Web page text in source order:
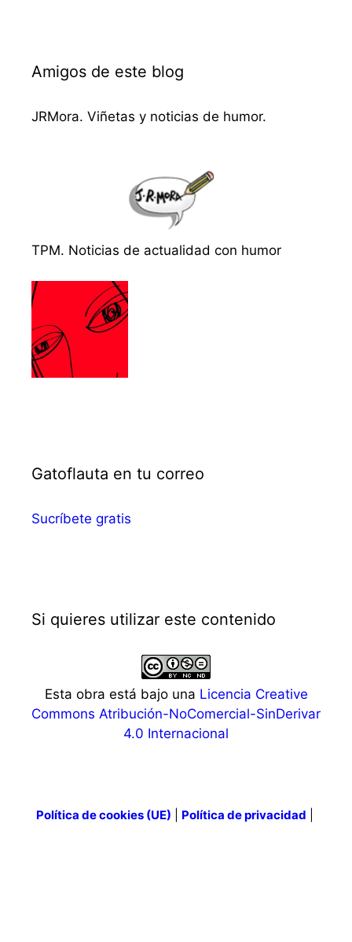
Amigos de este blog
JRMora. Viñetas y noticias de humor.
TPM. Noticias de actualidad con humor
Gatoflauta en tu correo
Sucríbete gratis
Si quieres utilizar este contenido
Esta obra está bajo una Licencia Creative
Commons Atribución-NoComercial-SinDerivar
4.0 Internacional
Política de cookies (UE) Política de privacidad